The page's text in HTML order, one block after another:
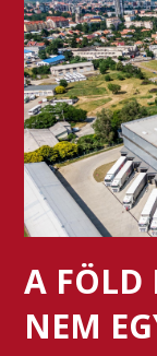
A FÖLD
NEM